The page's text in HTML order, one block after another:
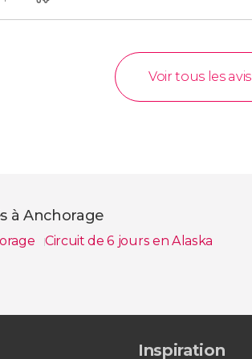
Voir tous les avis
à Anchorage
Circuit de 6 jours en Alaska
Inspiration